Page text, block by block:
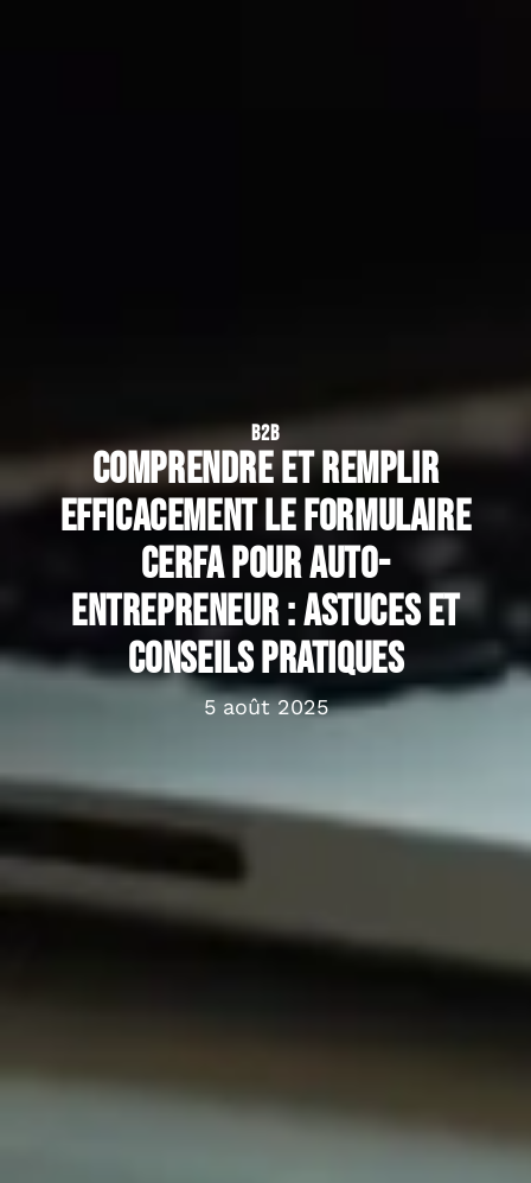
B2B
Comprendre et remplir
efficacement le formulaire
Cerfa pour auto-
entrepreneur : astuces et
conseils pratiques
5 août 2025